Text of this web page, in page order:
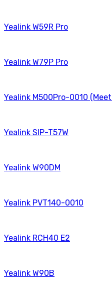
Yealink W59R Pro
Yealink W79P Pro
Yealink M500Pro-0010
Yealink SIP-T57W
Yealink W90DM
Yealink PVT140-0010
Yealink RCH40 E2
Yealink W90B